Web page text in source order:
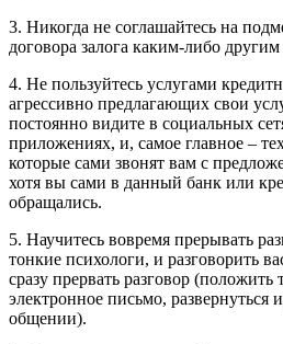
3. Никогда не соглашайтесь на
договора залога каким-либо
4. Не пользуйтесь услугами
агрессивно предлагающих свои
постоянно видите в социальных
приложениях, и, самое главное –
которые сами звонят вам с
хотя вы сами в данный банк или
обращались.
5. Научитесь вовремя прерывать
тонкие психологи, и разговорить
сразу прервать разговор (положить
электронное письмо,
общении).